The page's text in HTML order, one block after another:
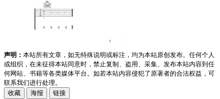
声明： 本站所有文章，如无特殊说明或标注，均为本站原创发布。任何个人
或组织，在未征得本站同意时，禁止复制、盗用、采集、发布本站内容到任
何网站、书籍等各类媒体平台。如若本站内容侵犯了原著者的合法权益，可
联系我们进行处理。
收藏
海报 链接